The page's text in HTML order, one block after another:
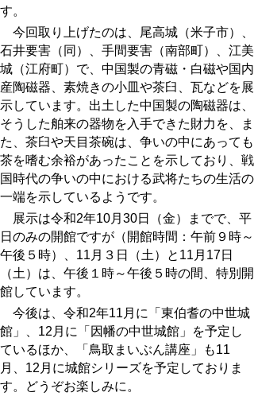
す。
今回取り上げたのは、尾高城（米子市）、
石井要害（同）、手間要害（南部町）、江美
城（江府町）で、中国製の青磁・白磁や国内
産陶磁器、素焼きの小皿や茶臼、瓦などを展
示しています。出土した中国製の陶磁器は、
そうした舶来の器物を入手できた財力を、ま
た、茶臼や天目茶碗は、争いの中にあっても
茶を嗜む余裕があったことを示しており、戦
国時代の争いの中における武将たちの生活の
一端を示しているようです。
展示は令和2年10月30日（金）までで、平
日のみの開館ですが（開館時間：午前９時～
午後５時）、11月３日（土）と11月17日
（土）は、午後１時～午後５時の間、特別開
館しています。
今後は、令和2年11月に「東伯耆の中世城
館」、12月に「因幡の中世城館」を予定し
ているほか、「鳥取まいぶん講座」も11
月、12月に城館シリーズを予定しておりま
す。どうぞお楽しみに。